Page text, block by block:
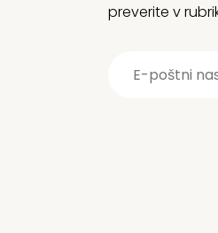
preverite v